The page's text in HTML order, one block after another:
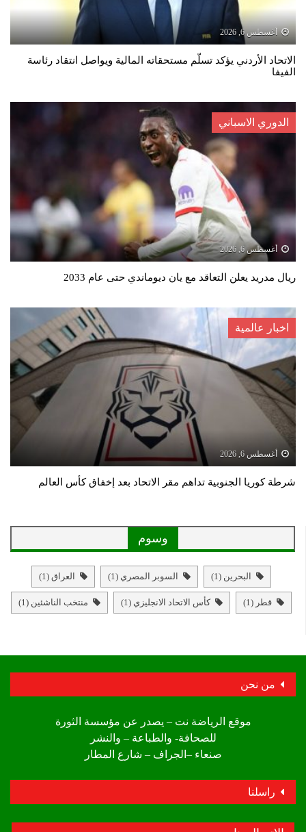
أغسطس 6, 2026
الاتحاد الأردني يؤكد تسلّم مستحقاته المالية ويواصل انتقاد رئاسة
الفيفا
الدوري الاسباني
أغسطس 6, 2026
ريال مدريد يعلن التعاقد مع يان ديوماندي حتى عام 2033
اخبار عالمية
أغسطس 6, 2026
شرطة كوريا الجنوبية تداهم مقر الاتحاد بعد إخفاق كأس العالم
وسوم
البحرين (1) السوبر المصري (1) العراق (1)
قطر (1) كأس الاتحاد الانجليزي (1) منتخب الناشئين (1)
من نحن
موقع الرياضة نت – يصدر عن مؤسسة الثورة
للصحافة- والطباعة – والنشر
صنعاء –الجراف – شارع المطار
راسلنا